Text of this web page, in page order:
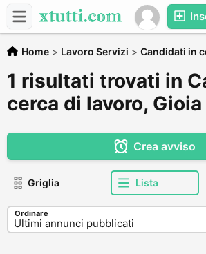
Home > Lavoro Servizi > Candidati in
1 risultati trovati in
cerca di lavoro, Gioia
Crea avviso
Griglia Lista
Ordinare